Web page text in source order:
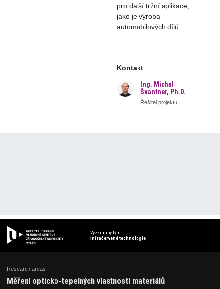
pro další tržní aplikace,
jako je výroba
automobilových dílů.
Kontakt
Ing. Michal
Švantner, Ph.D.
Řešitel projektu
Výzkumný tým
Infračervené technologie
Research areas
Měření opticko-tepelných vlastností materiálů